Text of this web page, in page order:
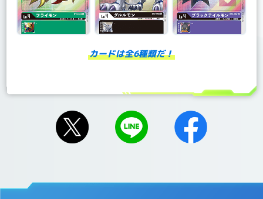
カードは全6種類だ！